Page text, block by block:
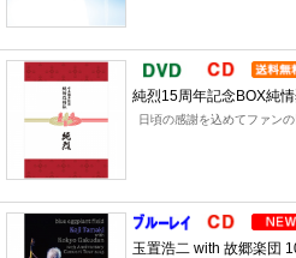
純烈15周年記念BOX純
日頃の感謝を込めてファン
玉置浩二 with 故郷楽団